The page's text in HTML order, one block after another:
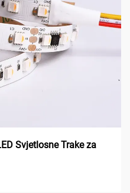
Svjetlosne Trake za